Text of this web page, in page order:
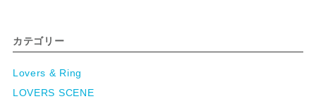
カテゴリー
Lovers & Ring
LOVERS SCENE